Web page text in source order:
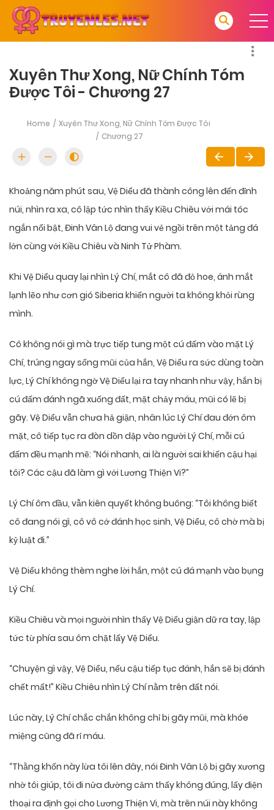
Xuyên Thư Xong, Nữ Chính Tóm
Được Tôi - Chương 27
Home
Xuyên Thư Xong, Nữ Chính Tóm Được Tôi
Chương 27
Khoảng năm phút sau, Vệ Diểu đã thành công lên đến đỉnh
núi, nhìn ra xa, cô lập tức nhìn thấy Kiều Chiêu với mái tóc
ngắn nổi bật, Đinh Vân Lộ đang vui vẻ ngồi trên một tảng đá
lớn cùng với Kiều Chiêu và Ninh Tử Phàm.
Khi Vệ Diểu quay lại nhìn Lý Chí, mắt cô đã đỏ hoe, ánh mắt
lạnh lẽo như cơn gió Siberia khiến người ta không khỏi rùng
mình.
Cô không nói gì mà trực tiếp tung một cú đấm vào mặt Lý
Chí, trúng ngay sống mũi của hắn, Vệ Diểu ra sức dùng toàn
lực, Lý Chí không ngờ Vệ Diểu lại ra tay nhanh như vậy, hắn bị
cú đấm đánh ngã xuống đất, mặt chảy máu, mũi có lẽ bị
gãy. Vệ Diểu vẫn chưa hả giận, nhân lúc Lý Chí đau đớn ôm
mặt, cô tiếp tục ra đòn dồn dập vào người Lý Chí, mỗi cú
đấm đều mạnh mẽ: “Nói nhanh, ai là người sai khiến cậu hại
tôi? Các cậu đã làm gì với Lương Thiện Vi?”
Lý Chí ôm đầu, vẫn kiên quyết không buông: “Tôi không biết
cô đang nói gì, cô vô cớ đánh học sinh, Vệ Diểu, cô chờ mà bị
kỷ luật đi.”
Vệ Diểu không thèm nghe lời hắn, một cú đá mạnh vào bụng
Lý Chí.
Kiều Chiêu và mọi người nhìn thấy Vệ Diểu giận dữ ra tay, lập
tức từ phía sau ôm chặt lấy Vệ Diểu.
“Chuyện gì vậy, Vệ Diểu, nếu cậu tiếp tục đánh, hắn sẽ bị đánh
chết mất!” Kiều Chiêu nhìn Lý Chí nằm trên đất nói.
Lúc này, Lý Chí chắc chắn không chỉ bị gãy mũi, mà khóe
miệng cũng đã rỉ máu.
“Thằng khốn này lừa tôi lên đây, nói Đinh Vân Lộ bị gãy xương
nhờ tôi giúp, tôi đi nửa đường cảm thấy không đúng, lấy điện
thoại ra định gọi cho Lương Thiện Vi, mà trên núi này không